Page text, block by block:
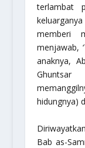
terlambat
memberi
menjawab,
anaknya,
Ghuntsar
hidungnya)
Bab as-